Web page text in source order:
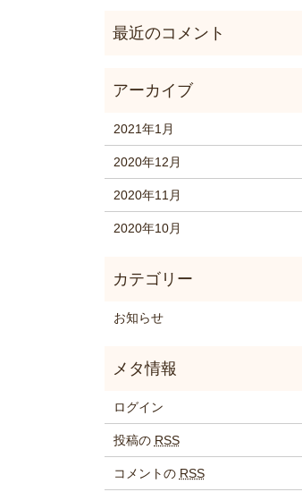
2021年1月
2020年12月
2020年11月
2020年10月
お知らせ
ログイン
投稿の RSS
コメントの RSS